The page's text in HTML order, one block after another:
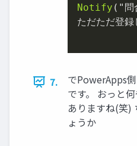
Notify ("問
ただただ登録
7.
でPowerApps
です。 おっと
ありますね(笑)
ょうか